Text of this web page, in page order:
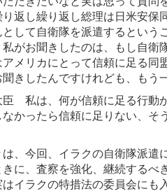
返し繰り返し総理は日米安保
して自衛隊を派遣するという
がお聞きしたのは、もし自衛
メリカにとって信頼に足る同
きしたんですけれども、もう
臣 私は、何が信頼に足る行動
かったら信頼に足りない、そ
、今回、イラクの自衛隊派遣
に、査察を強化、継続するべ
イラクの特措法の委員会にも